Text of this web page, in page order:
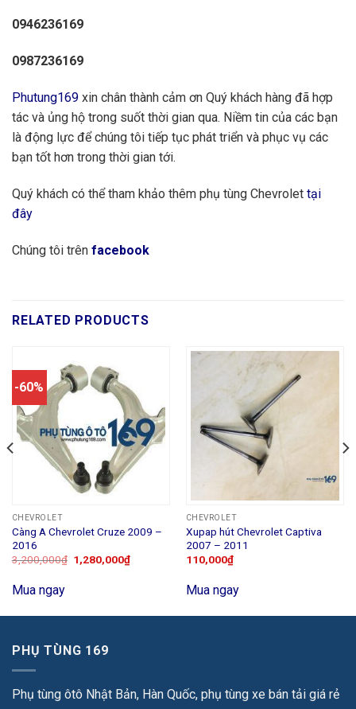
0946236169
0987236169
Phutung169 xin chân thành cảm ơn Quý khách hàng đã hợp
tác và ủng hộ trong suốt thời gian qua. Niềm tin của các bạn
là động lực để chúng tôi tiếp tục phát triển và phục vụ các
bạn tốt hơn trong thời gian tới.
Quý khách có thể tham khảo thêm phụ tùng Chevrolet tại
đây
Chúng tôi trên facebook
RELATED PRODUCTS
-60%
CHEVROLET
Càng A Chevrolet Cruze 2009 –
2016
3,200,000₫ 1,280,000₫
Mua ngay
CHEVROLET
Xupap hút Chevrolet Captiva
2007 – 2011
110,000₫
Mua ngay
PHỤ TÙNG 169
Phụ tùng ôtô Nhật Bản, Hàn Quốc, phụ tùng xe bán tải giá rẻ